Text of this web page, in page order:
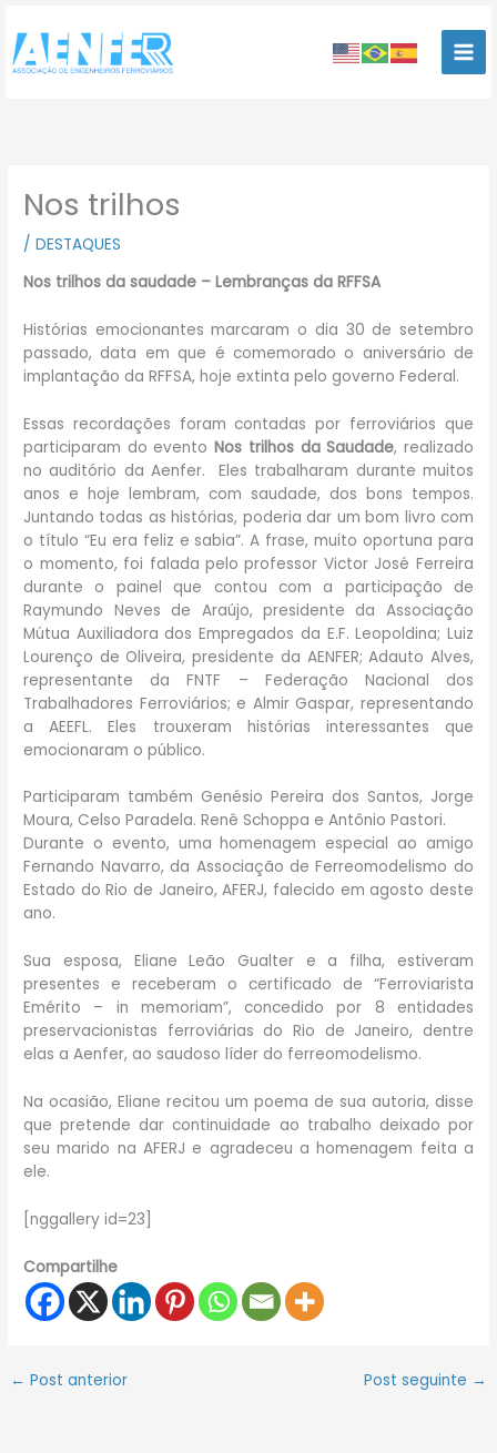
para
conteúdo
Nos trilhos
/DESTAQUES
Nos trilhos da saudade – Lembranças da RFFSA
Histórias emocionantes marcaram o dia 30 de setembro
passado, data em que é comemorado o aniversário de
implantação da RFFSA, hoje extinta pelo governo Federal.
Essas recordações foram contadas por ferroviários que
participaram do eventoNos trilhos da Saudade, realizado
no auditório da Aenfer. Eles trabalharam durante muitos
anos e hoje lembram, com saudade, dos bons tempos.
Juntando todas as histórias, poderia dar um bom livro com
o título “Eu era feliz e sabia”. A frase, muito oportuna para
o momento, foi falada pelo professor Victor José Ferreira
durante o painel que contou com a participação de
Raymundo Neves de Araújo, presidente da Associação
Mútua Auxiliadora dos Empregados da E.F. Leopoldina; Luiz
Lourenço de Oliveira, presidente da AENFER; Adauto Alves,
representante da FNTF – Federação Nacional dos
Trabalhadores Ferroviários; e Almir Gaspar, representando
a AEEFL. Eles trouxeram histórias interessantes que
emocionaram o público.
Participaram também Genésio Pereira dos Santos, Jorge
Moura, Celso Paradela. Renê Schoppa e Antônio Pastori.
Durante o evento, uma homenagem especial ao amigo
Fernando Navarro, da Associação de Ferreomodelismo do
Estado do Rio de Janeiro, AFERJ, falecido em agosto deste
ano.
Sua esposa, Eliane Leão Gualter e a filha, estiveram
presentes e receberam o certificado de “Ferroviarista
Emérito – in memoriam”, concedido por 8 entidades
preservacionistas ferroviárias do Rio de Janeiro, dentre
elas a Aenfer, ao saudoso líder do ferreomodelismo.
Na ocasião, Eliane recitou um poema de sua autoria, disse
que pretende dar continuidade ao trabalho deixado por
seu marido na AFERJ e agradeceu a homenagem feita a
ele.
[nggallery id=23]
Compartilhe
← Post anterior Post seguinte →